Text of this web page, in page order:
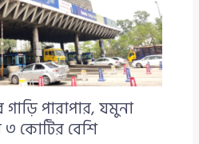
পারাপার, যমুনা
কোটির বেশি